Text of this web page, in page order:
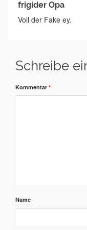
frigider Opa
Voll der Fake ey.
Schreibe
Kommentar *
Name